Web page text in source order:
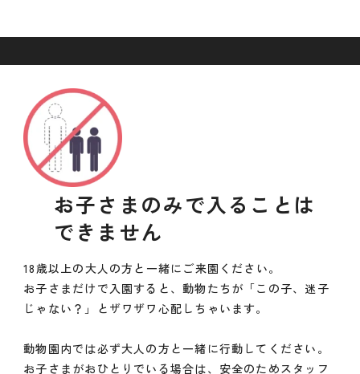
お子さまのみで入ることは
できません
18歳以上の大人の方と一緒にご来園ください。
お子さまだけで入園すると、動物たちが「この子、迷子
じゃない？」とザワザワ心配しちゃいます。
動物園内では必ず大人の方と一緒に行動してください。
お子さまがおひとりでいる場合は、安全のためスタッフ